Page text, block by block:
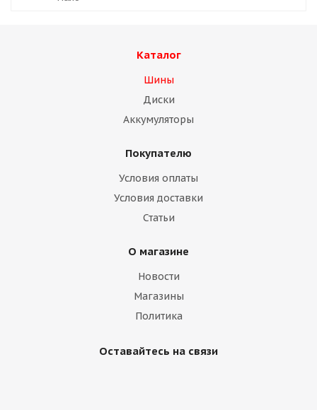
Каталог
Шины
Диски
Аккумуляторы
Покупателю
Условия оплаты
Условия доставки
Статьи
О магазине
Новости
Магазины
Политика
Оставайтесь на связи